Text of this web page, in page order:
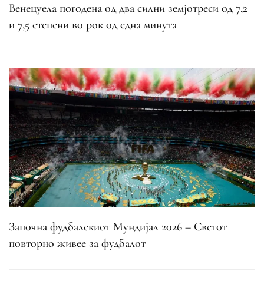
Венецуела погодена од два силни земјотреси од 7,2
и 7,5 степени во рок од една минута
Започна фудбалскиот Мундијал 2026 – Светот
повторно живее за фудбалот